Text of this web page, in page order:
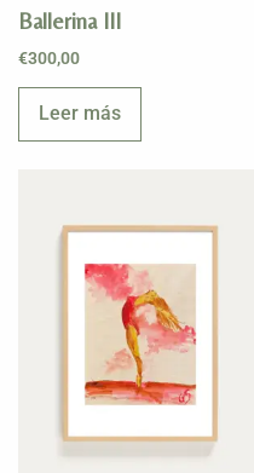
Ballerina III
€300,00
Leer más